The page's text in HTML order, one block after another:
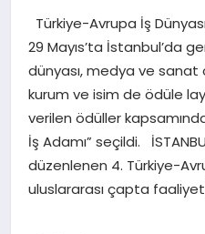
MAGAZIN
SAĞLIK
SIYASET
SPOR
Türkiye-Avrupa İş
29 Mayıs’ta İstanbul’da
dünyası, medya ve sanat
kurum ve isim de ödüle
verilen ödüller
İş Adamı” seçildi.
düzenlenen 4. Türkiye-
uluslararası çapta